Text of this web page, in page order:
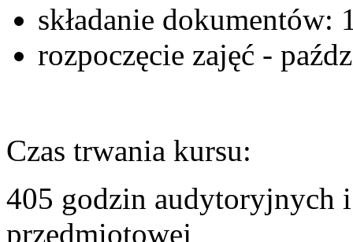
składanie dokumentów:
rozpoczęcie zajęć -
Czas trwania kursu:
405 godzin audytoryjnych
przedmiotowej